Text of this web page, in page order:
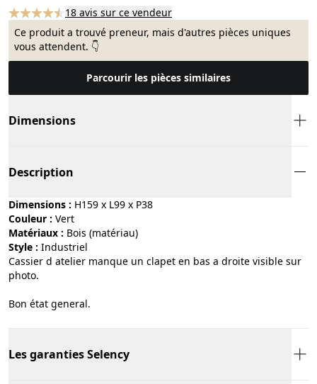
18 avis sur ce vendeur
Ce produit a trouvé preneur, mais d'autres pièces uniques
vous attendent. 👇
Parcourir les pièces similaires
Dimensions
Description
Dimensions : H159 x L99 x P38
Couleur :
vert
Matériaux :
bois (matériau)
Style : industriel
Cassier d atelier manque un clapet en bas a droite visible sur
photo.
Bon état general.
Les garanties Selency